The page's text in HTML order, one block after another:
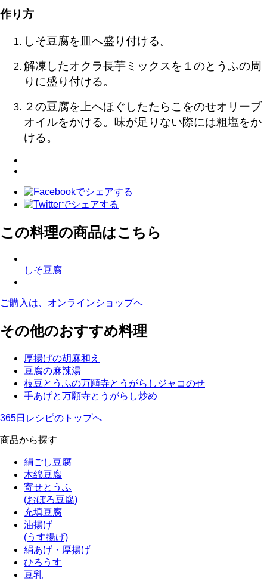
作り方
しそ豆腐を皿へ盛り付ける。
解凍したオクラ長芋ミックスを１のとうふの周
りに盛り付ける。
２ の豆腐を上へほぐしたたらこをのせオリーブ
オイルをかける。味が足りない際には粗塩をか
ける。
この料理の商品はこちら
しそ豆腐
ご購入は、オンラインショップへ
その他のおすすめ料理
厚揚げの胡麻和え
豆腐の麻辣湯
枝豆とうふの万願寺とうがらしジャコのせ
手あげと万願寺とうがらし炒め
365日レシピのトップへ
商品から探す
絹ごし豆腐
木綿豆腐
寄せとうふ
(おぼろ豆腐)
充填豆腐
油揚げ
(うす揚げ)
絹あげ・厚揚げ
ひろうす
豆乳